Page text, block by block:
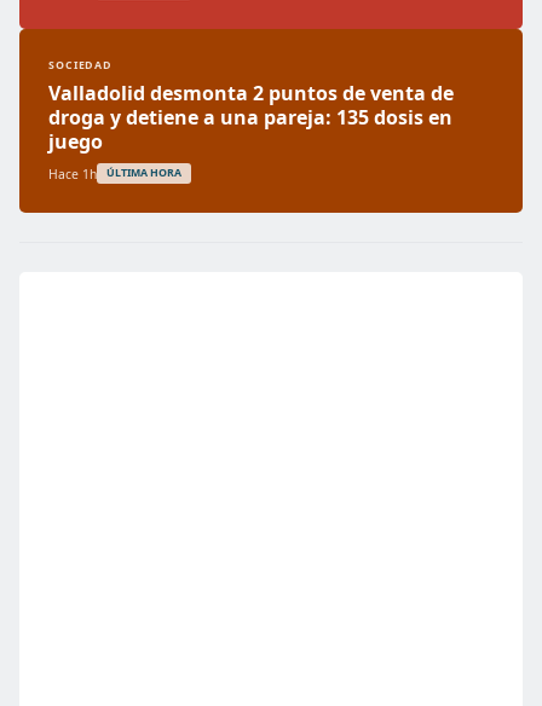
SOCIEDAD
Valladolid desmonta 2 puntos de venta de
droga y detiene a una pareja: 135 dosis en
juego
Hace 1h ÚLTIMA HORA